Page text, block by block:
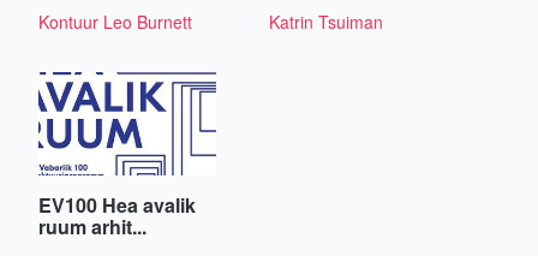
Kontuur Leo Burnett Katrin Tsuiman
EV100 Hea avalik
ruum arhit...